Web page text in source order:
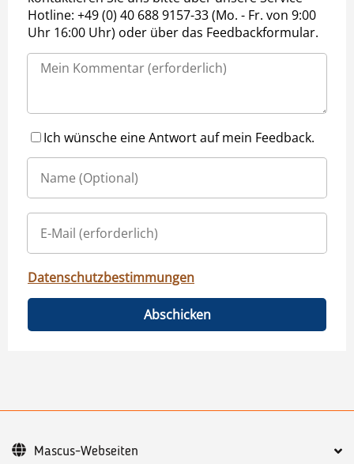
Hotline: +49 (0) 40 688 9157-33 (Mo. - Fr. von 9:00
Uhr 16:00 Uhr) oder über das Feedbackformular.
Ich wünsche eine Antwort auf mein Feedback.
Datenschutzbestimmungen
Abschicken
Mascus-Webseiten